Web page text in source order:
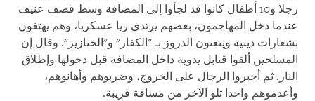
رجلا و10 أطفال كانوا قد لجأوا إلى المضافة وسط قصف عنيف
عندما دخل المهاجمون، بعضهم يرتدي زيا عسكريا، وهم يهتفون
بشعارات دينية وينعتون الدروز بـ "الكفار" و"الخنازير". وقال إن
المسلحين ألقوا قنابل يدوية داخل المضافة قبل دخولها وإطلاق
النار. ثم أجبروا الرجال على الخروج، وضربوهم وأهانوهم،
وأعدموهم واحدا تلو الآخر من مسافة قريبة.